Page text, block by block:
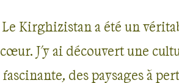
Le Kirghizistan a été un
cœur. J'y ai découvert une
fascinante, des paysages à